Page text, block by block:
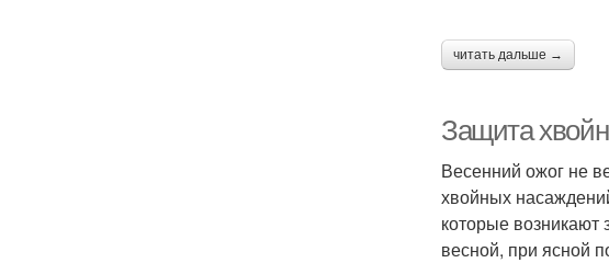
читать дальше →
Защита
Весенний ожог не
хвойных
которые возникают
весной, при ясной